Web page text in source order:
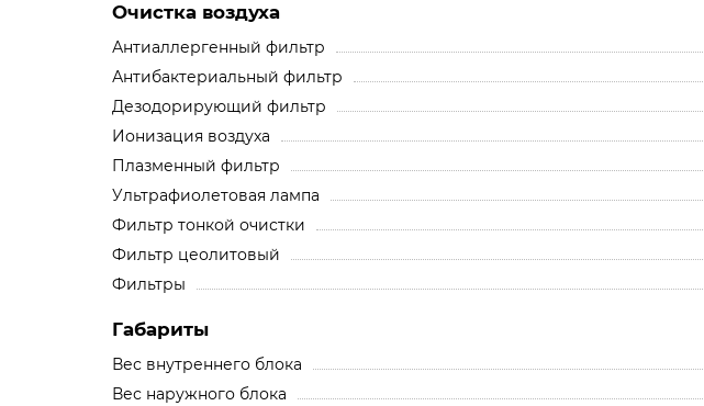
Очистка воздуха
Антиаллергенный фильтр
Антибактериальный фильтр
Дезодорирующий фильтр
Ионизация воздуха
Плазменный фильтр
Ультрафиолетовая лампа
Фильтр тонкой очистки
Фильтр цеолитовый
Фильтры
Габариты
Вес внутреннего блока
Вес наружного блока